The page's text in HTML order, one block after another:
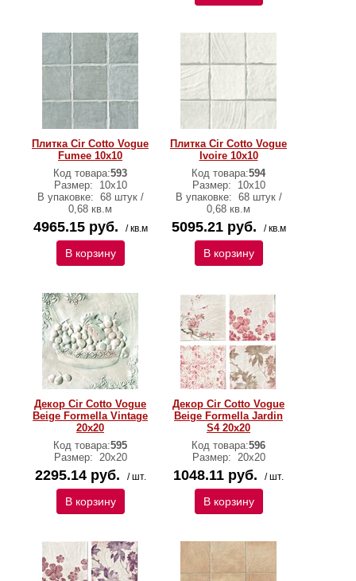
Плитка Cir Cotto Vogue
Fumee 10х10
Код товара:593
Размер:
10х10
В упаковке: 68 штук /
0,68 кв.м
4965.15 руб. / кв.м
В корзину
Плитка Cir Cotto Vogue
Ivoire 10х10
Код товара:594
Размер:
10х10
В упаковке: 68 штук /
0,68 кв.м
5095.21 руб. / кв.м
В корзину
Декор Cir Cotto Vogue
Beige Formella Vintage
20х20
Код товара:595
Размер: 20х20
2295.14 руб. / шт.
В корзину
Декор Cir Cotto Vogue
Beige Formella Jardin
S4 20х20
Код товара:596
Размер: 20х20
1048.11 руб. / шт.
В корзину